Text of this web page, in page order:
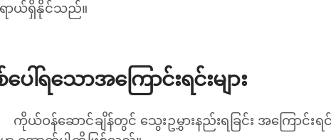
ရာယ်ရှိနိုင်သည်။
စ်ပေါ်ရသောအကြောင်းရင်းများ
ကိုယ်ဝန်ဆောင်ချိန်တွင် သွေးဥမွှားနည်းရခြင်း အကြောင်းရ